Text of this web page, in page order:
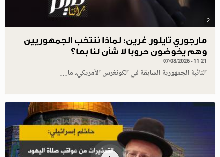
2
مارجوري تايلور غرين: لماذا ننتخب الجمهوريين
وهم يخوضون حروبا لا شأن لنا بها؟
07/08/2026 - 11:21
النائبة الجمهورية السابقة في الكونغرس الأمريكي، ما…